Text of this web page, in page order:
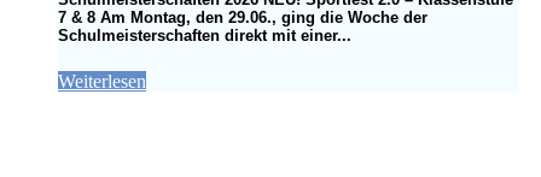
7 & 8 Am Montag, den 29.06., ging die Woche der
Schulmeisterschaften direkt mit einer...
Weiterlesen